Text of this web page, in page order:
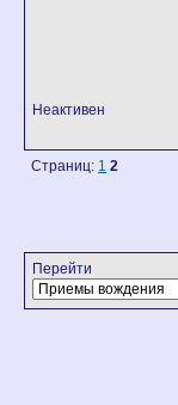
Неактивен
Страниц: 1 2
Перейти